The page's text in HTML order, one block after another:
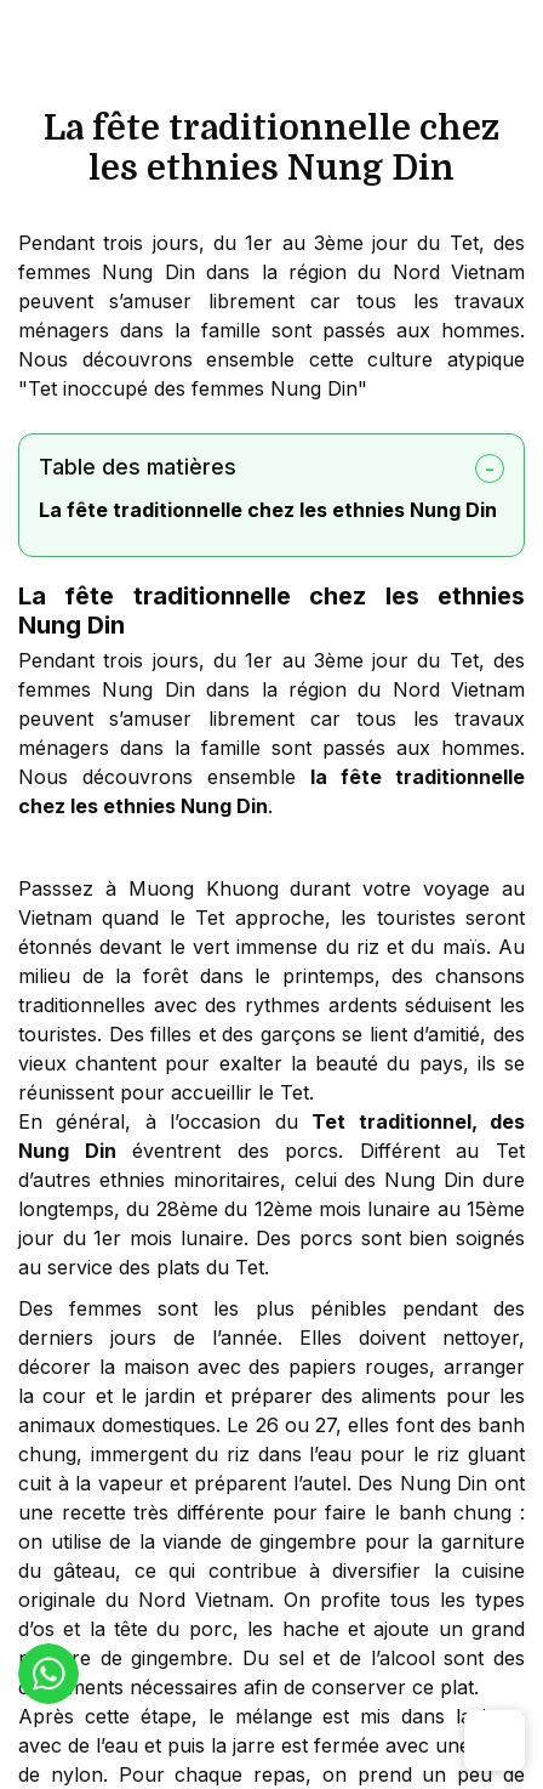
La fête traditionnelle chez
les ethnies Nung Din
Pendant trois jours, du 1er au 3ème jour du Tet, des
femmes Nung Din dans la région du Nord Vietnam
peuvent s’amuser librement car tous les travaux
ménagers dans la famille sont passés aux hommes.
Nous découvrons ensemble cette culture atypique
"Tet inoccupé des femmes Nung Din"
Table des matières
La fête traditionnelle chez les ethnies Nung Din
La fête traditionnelle chez les ethnies
Nung Din
Pendant trois jours, du 1er au 3ème jour du Tet, des
femmes Nung Din dans la région du Nord Vietnam
peuvent s’amuser librement car tous les travaux
ménagers dans la famille sont passés aux hommes.
Nous découvrons ensemble la fête traditionnelle
chez les ethnies Nung Din.
Passsez à Muong Khuong durant votre voyage au
Vietnam quand le Tet approche, les touristes seront
étonnés devant le vert immense du riz et du maïs. Au
milieu de la forêt dans le printemps, des chansons
traditionnelles avec des rythmes ardents séduisent les
touristes. Des filles et des garçons se lient d’amitié, des
vieux chantent pour exalter la beauté du pays, ils se
réunissent pour accueillir le Tet.
En général, à l’occasion du Tet traditionnel, des
Nung Din éventrent des porcs. Différent au Tet
d’autres ethnies minoritaires, celui des Nung Din dure
longtemps, du 28ème du 12ème mois lunaire au 15ème
jour du 1er mois lunaire. Des porcs sont bien soignés
au service des plats du Tet.
Des femmes sont les plus pénibles pendant des
derniers jours de l’année. Elles doivent nettoyer,
décorer la maison avec des papiers rouges, arranger
la cour et le jardin et préparer des aliments pour les
animaux domestiques. Le 26 ou 27, elles font des banh
chung, immergent du riz dans l’eau pour le riz gluant
cuit à la vapeur et préparent l’autel. Des Nung Din ont
une recette très différente pour faire le banh chung :
on utilise de la viande de gingembre pour la garniture
du gâteau, ce qui contribue à diversifier la cuisine
originale du Nord Vietnam. On profite tous les types
d’os et la tête du porc, les hache et ajoute un grand
nombre de gingembre. Du sel et de l’alcool sont des
condiments nécessaires afin de conserver ce plat.
Après cette étape, le mélange est mis dans la jarre
avec de l’eau et puis la jarre est fermée avec une pièce
de nylon. Pour chaque repas, on prend un peu de